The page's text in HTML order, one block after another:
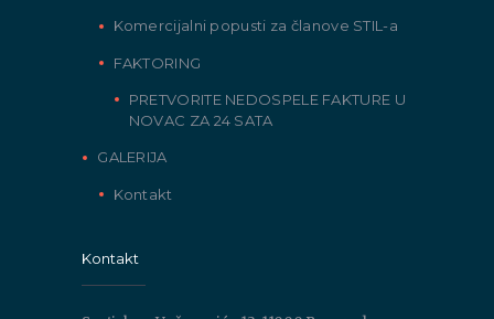
Komercijalni popusti za članove STIL-a
FAKTORING
PRETVORITE NEDOSPELE FAKTURE U
NOVAC ZA 24 SATA
GALERIJA
Kontakt
Kontakt